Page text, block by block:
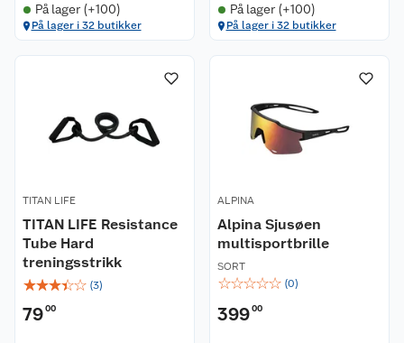
På lager (+100)
På lager i 32 butikker
På lager (+100)
På lager i 32 butikker
TITAN LIFE
TITAN LIFE Resistance
Tube Hard
treningsstrikk
☆☆☆☆☆ (3)
7900
ALPINA
Alpina Sjusøen
multisportbrille
SORT
☆☆☆☆☆ (0)
39900